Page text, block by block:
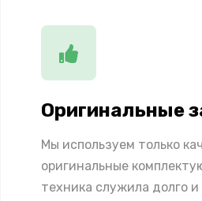
Оригинальные
Мы используем только
оригинальные
техника служила долго и